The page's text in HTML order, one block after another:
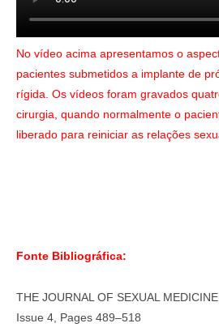
No vídeo acima apresentamos o
pacientes submetidos a implante de
rígida. Os vídeos foram gravados
cirurgia, quando normalmente o
liberado para reiniciar as relações
Fonte Bibliográfica:
THE JOURNAL OF SEXUAL
Issue 4, Pages 489–518